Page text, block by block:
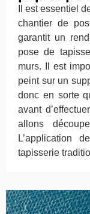
Il est essentiel
chantier de
garantit un
pose de
murs. Il est
peint sur un
donc en sorte
avant
allons
L’application
tapisserie